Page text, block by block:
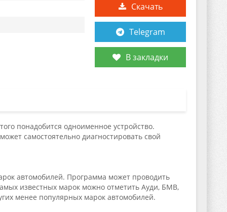
Скачать
Telegram
В закладки
понадобится одноименное устройство.
самостоятельно диагностировать свой
автомобилей. Программа может проводить
известных марок можно отметить Ауди, БМВ,
менее популярных марок автомобилей.